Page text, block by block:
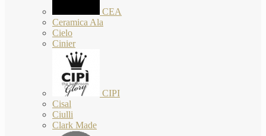
CEA
Ceramica Ala
Cielo
Cinier
CIPI
Cisal
Ciulli
Clark Made